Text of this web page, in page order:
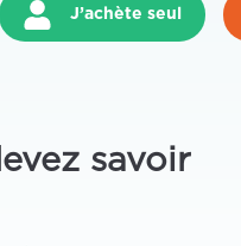
J’achète seul
savoir